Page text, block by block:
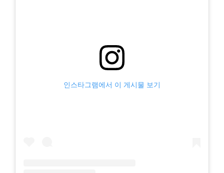
인스타그램에서 이 게시물 보기